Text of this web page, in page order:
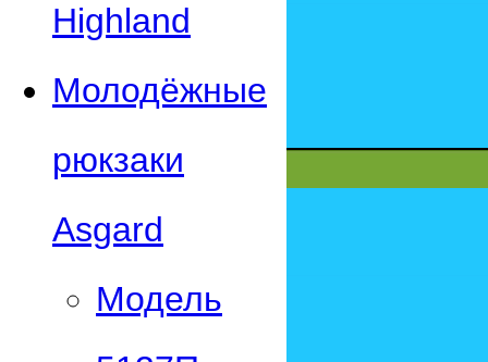
Highland
Молодёжные
рюкзаки
Asgard
Модель